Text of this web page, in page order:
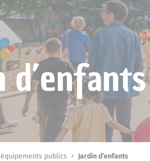
d’enfants
publics Jardin d’enfants